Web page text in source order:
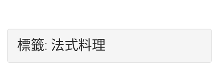
標籤: 法式料理